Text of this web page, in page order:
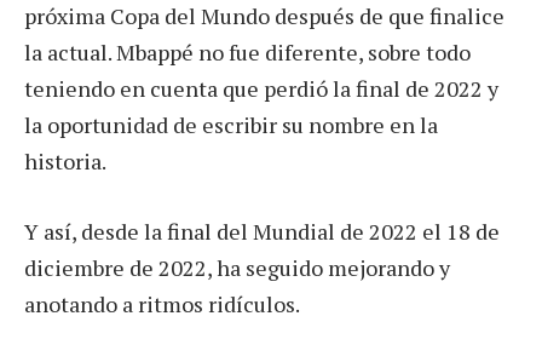
próxima Copa del Mundo después de que finalice
la actual. Mbappé no fue diferente, sobre todo
teniendo en cuenta que perdió la final de 2022 y
la oportunidad de escribir su nombre en la
historia.
Y así, desde la final del Mundial de 2022 el 18 de
diciembre de 2022, ha seguido mejorando y
anotando a ritmos ridículos.